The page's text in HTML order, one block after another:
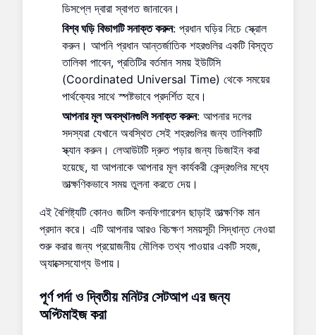
ডিসপ্লে দ্বারা স্বাগত জানাবেন।
বিশ্ব ঘড়ি বিভাগটি সনাক্ত করুন: প্রধান ঘড়ির নিচে স্ক্রোল
করুন। আপনি প্রধান আন্তর্জাতিক শহরগুলির একটি বিস্তৃত
তালিকা পাবেন, প্রতিটির বর্তমান সময় ইউটিসি
(Coordinated Universal Time) থেকে সময়ের
পার্থক্যের সাথে স্পষ্টভাবে প্রদর্শিত হবে।
আপনার মূল অবস্থানগুলি সনাক্ত করুন: আপনার দলের
সদস্যরা যেখানে অবস্থিত সেই শহরগুলির জন্য তালিকাটি
স্ক্যান করুন। লেআউটটি দ্রুত পড়ার জন্য ডিজাইন করা
হয়েছে, যা আপনাকে আপনার মূল কার্যকরী কেন্দ্রগুলির মধ্যে
তাত্ক্ষণিকভাবে সময় তুলনা করতে দেয়।
এই বৈশিষ্ট্যটি কোনও জটিল কনফিগারেশন ছাড়াই তাত্ক্ষণিক মান
প্রদান করে। এটি আপনার আরও বিচক্ষণ সময়সূচী সিদ্ধান্ত নেওয়া
শুরু করার জন্য প্রয়োজনীয় মৌলিক তথ্য পাওয়ার একটি সহজ,
অ্যাক্সেসযোগ্য উপায়।
পূর্ণ পর্দা ও দ্বিতীয় মনিটর সেটআপএর জন্য
অপ্টিমাইজ করা